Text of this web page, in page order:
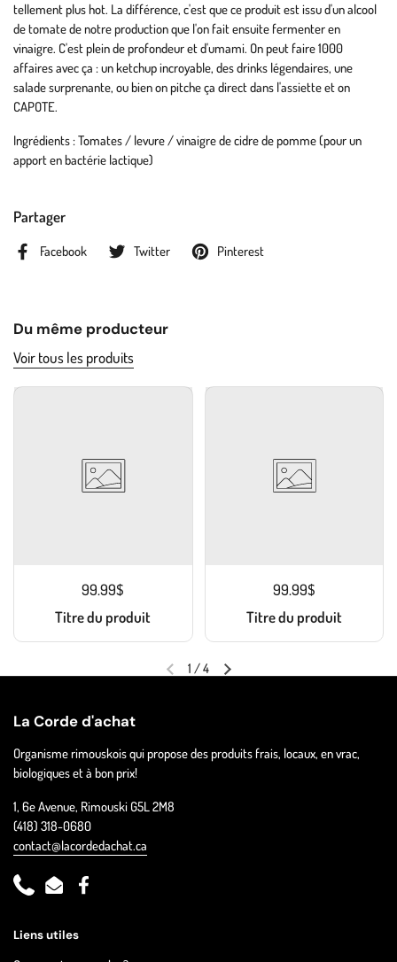
tellement plus hot. La différence, c'est que ce produit est issu d'un alcool
de tomate de notre production que l'on fait ensuite fermenter en
vinaigre. C'est plein de profondeur et d'umami. On peut faire 1000
affaires avec ça : un ketchup incroyable, des drinks légendaires, une
salade surprenante, ou bien on pitche ça direct dans l'assiette et on
CAPOTE.
Ingrédients : Tomates / levure / vinaigre de cidre de pomme (pour un
apport en bactérie lactique)
Partager
Facebook Twitter Pinterest
Du même producteur
Voir tous les produits
99.99$
Titre du produit
99.99$
Titre du produit
1 /4
La Corde d'achat
Organisme rimouskois qui propose des produits frais, locaux, en vrac,
biologiques et à bon prix!
1, 6e Avenue, Rimouski G5L 2M8
(418) 318-0680
contact@lacordedachat.ca
PhoneEmailFacebook
Liens utiles